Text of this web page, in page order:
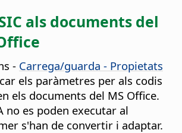
als documents del
- Carrega/guarda - Propietats
els paràmetres per als codis
els documents del MS Office.
no es poden executar al
s'han de convertir i adaptar.